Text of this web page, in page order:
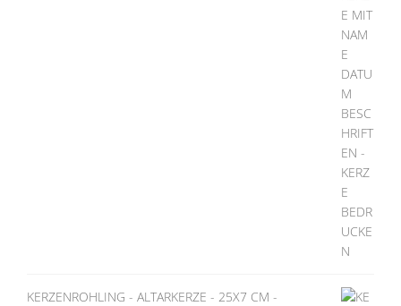
KERZENROHLING - ALTARKERZE - 25X7 CM -